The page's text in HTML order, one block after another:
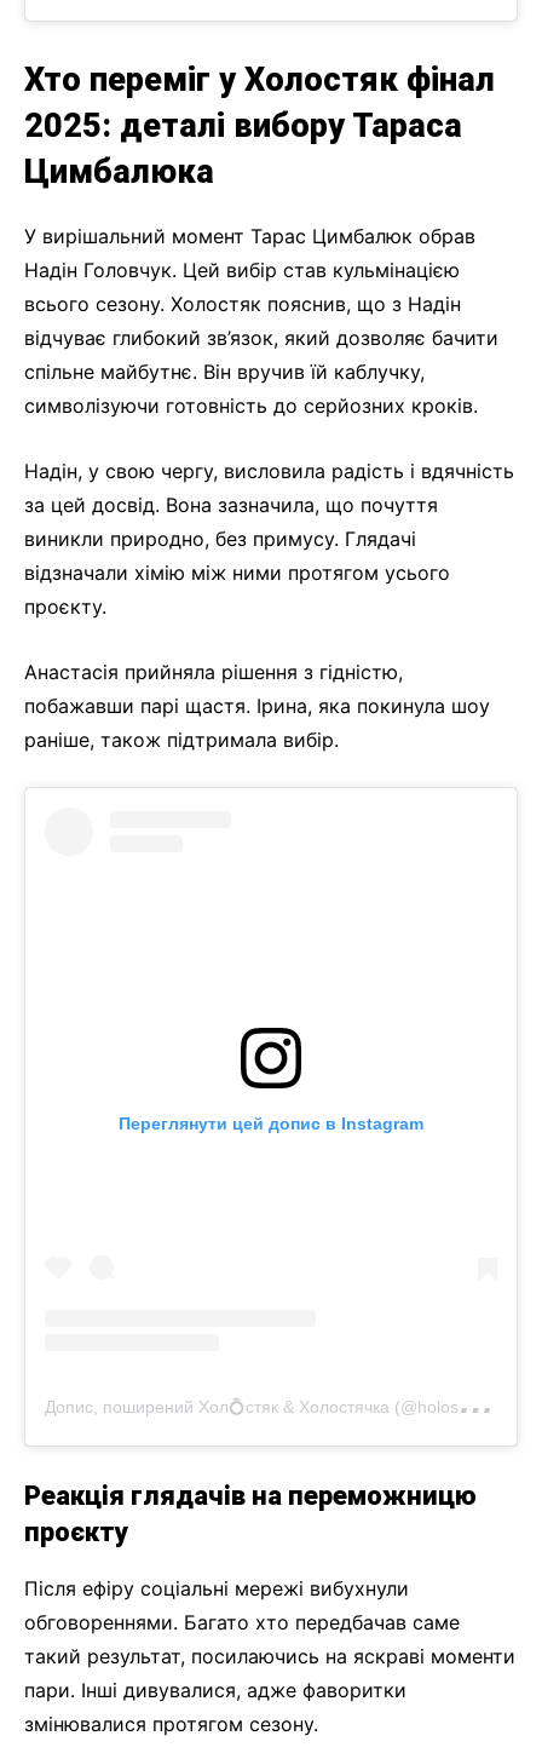
Хто переміг у Холостяк фінал
2025: деталі вибору Тараса
Цимбалюка
У вирішальний момент Тарас Цимбалюк обрав
Надін Головчук. Цей вибір став кульмінацією
всього сезону. Холостяк пояснив, що з Надін
відчуває глибокий зв’язок, який дозволяє бачити
спільне майбутнє. Він вручив їй каблучку,
символізуючи готовність до серйозних кроків.
Надін, у свою чергу, висловила радість і вдячність
за цей досвід. Вона зазначила, що почуття
виникли природно, без примусу. Глядачі
відзначали хімію між ними протягом усього
проєкту.
Анастасія прийняла рішення з гідністю,
побажавши парі щастя. Ірина, яка покинула шоу
раніше, також підтримала вибір.
Переглянути цей допис в Instagram
Д
опис, поширений Хол💍стяк & Холостячка (@holostyakstb)
Реакція глядачів на переможницю
проєкту
Після ефіру соціальні мережі вибухнули
обговореннями. Багато хто передбачав саме
такий результат, посилаючись на яскраві моменти
пари. Інші дивувалися, адже фаворитки
змінювалися протягом сезону.